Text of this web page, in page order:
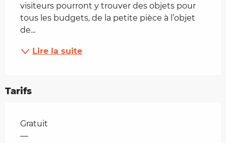
visiteurs pourront y trouver des objets pour
tous les budgets, de la petite pièce à l’objet
de...
Lire la suite
Tarifs
Tarifs 2026
Gratuit
—